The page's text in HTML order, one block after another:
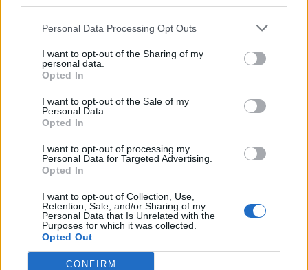
Personal Data Processing Opt Outs
I want to opt-out of the Sharing of my
personal data.
Opted In
I want to opt-out of the Sale of my
Personal Data.
Opted In
I want to opt-out of processing my
Personal Data for Targeted Advertising.
Opted In
I want to opt-out of Collection, Use,
Retention, Sale, and/or Sharing of my
Personal Data that Is Unrelated with the
Purposes for which it was collected.
Opted Out
CONFIRM